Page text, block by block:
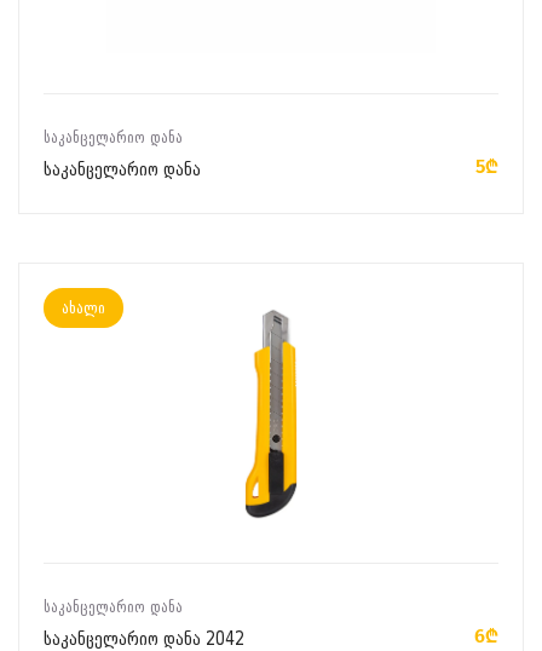
ᲡᲐᲙᲐᲜᲪᲔᲚᲐᲠᲘᲝ ᲓᲐᲜᲐ
საკანცელარიო დანა 5₾
ახალი
ᲡᲐᲙᲐᲜᲪᲔᲚᲐᲠᲘᲝ ᲓᲐᲜᲐ
საკანცელარიო დანა 2042 6₾